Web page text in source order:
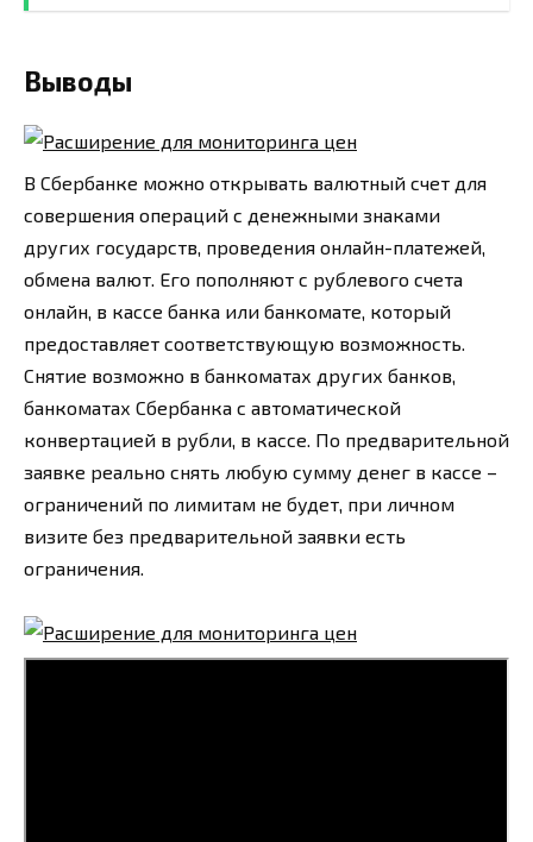
Выводы
В Сбербанке можно открывать валютный счет для
совершения операций с денежными знаками
других государств, проведения онлайн-платежей,
обмена валют. Его пополняют с рублевого счета
онлайн, в кассе банка или банкомате, который
предоставляет соответствующую возможность.
Снятие возможно в банкоматах других банков,
банкоматах Сбербанка с автоматической
конвертацией в рубли, в кассе. По предварительной
заявке реально снять любую сумму денег в кассе –
ограничений по лимитам не будет, при личном
визите без предварительной заявки есть
ограничения.